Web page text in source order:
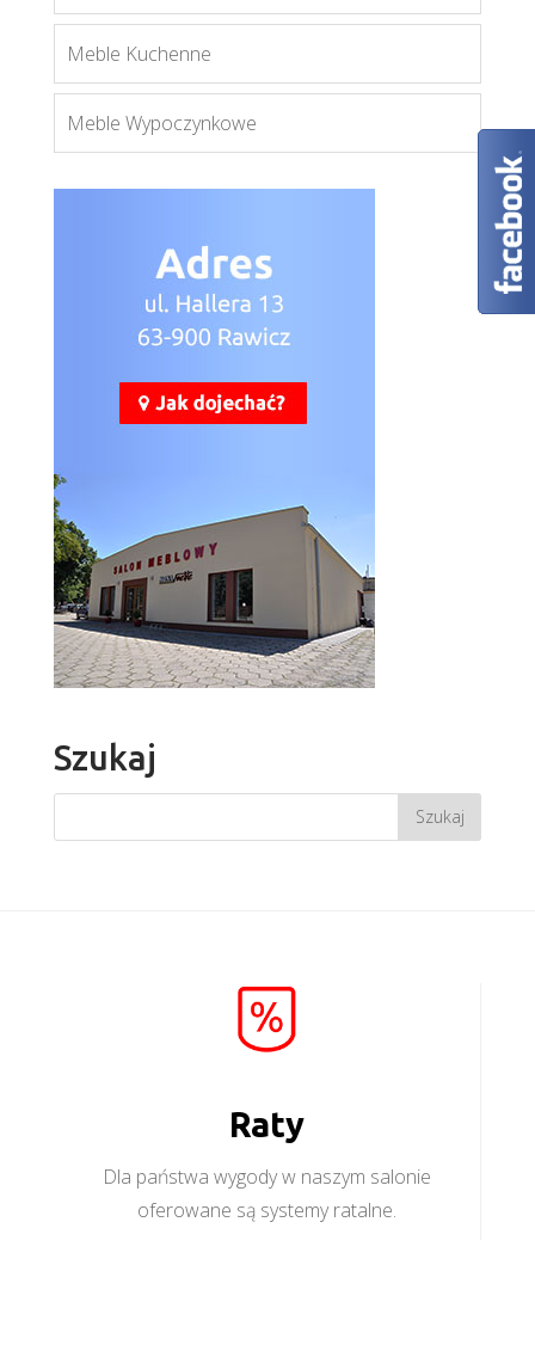
Meble Kuchenne
Meble Wypoczynkowe
Szukaj
Raty
Dla państwa wygody w naszym salonie
oferowane są systemy ratalne.